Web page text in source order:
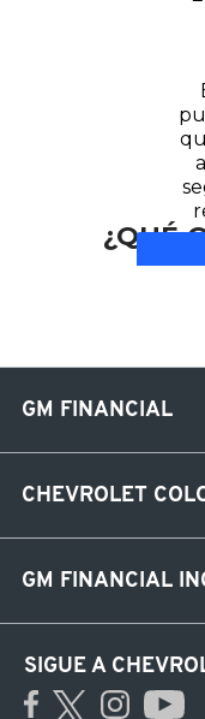
GM FINANCIAL
CHEVROLET
GM FINANCIAL
SIGUE A